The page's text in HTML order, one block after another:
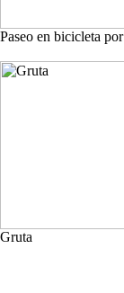
Paseo en bicicleta
Gruta